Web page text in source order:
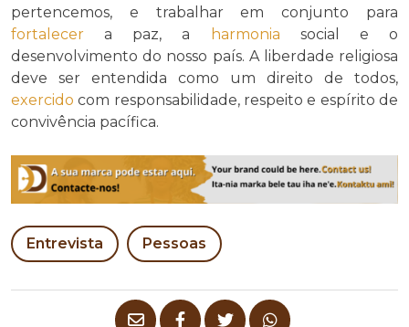
pertencemos, e trabalhar em conjunto para
fortalecer a paz, a harmonia social e o
desenvolvimento do nosso país. A liberdade religiosa
deve ser entendida como um direito de todos,
exercido com responsabilidade, respeito e espírito de
convivência pacífica.
Entrevista Pessoas